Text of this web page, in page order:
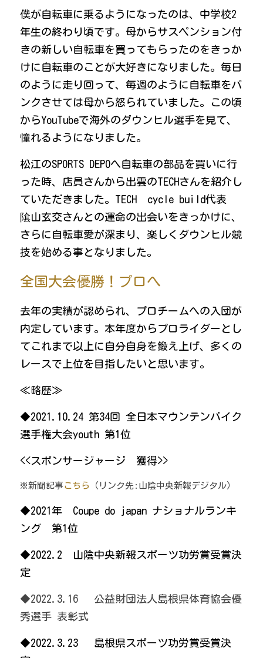
僕が自転車に乗るようになったのは、中学校2
年生の終わり頃です。母からサスペンション付
きの新しい自転車を買ってもらったのをきっか
けに自転車のことが大好きになりました。毎日
のように走り回って、毎週のように自転車をパ
ンクさせては母から怒られていました。この頃
からYouTubeで海外のダウンヒル選手を見て、
憧れるようになりました。
松江のSPORTS DEPOへ自転車の部品を買いに行
った時、店員さんから出雲のTECHさんを紹介し
ていただきました。TECH  cycle build代表
隂山玄交さんとの運命の出会いをきっかけに、
さらに自転車愛が深まり、楽しくダウンヒル競
技を始める事となりました。
全国大会優勝！プロへ
去年の実績が認められ、プロチームへの入団が
内定しています。本年度からプロライダーとし
てこれまで以上に自分自身を鍛え上げ、多くの
レースで上位を目指したいと思います。
≪略歴≫
◆2021.10.24 第34回 全日本マウンテンバイク
選手権大会youth 第1位
<<スポンサージャージ　獲得>>
※新聞記事 こちら （リンク先:山陰中央新報デジタル）
◆2021年  Coupe do japan ナショナルランキ
ング　第1位
◆2022.2　山陰中央新報スポーツ功労賞受賞決
定
◆2022.3.16　 公益財団法人島根県体育協会優
秀選手 表彰式
◆2022.3.23 　島根県スポーツ功労賞受賞決